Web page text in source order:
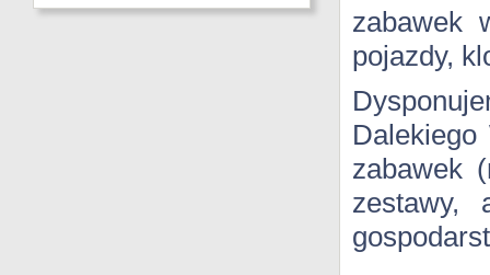
zabawek
pojazdy,
zabawek
zestawy,